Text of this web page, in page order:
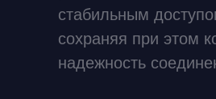
стабильным
сохраняя при этом
надежность